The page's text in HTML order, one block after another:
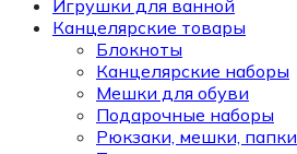
Игрушки для ванной
Канцелярские товары
Блокноты
Канцелярские наборы
Мешки для обуви
Подарочные наборы
Рюкзаки, мешки, папки